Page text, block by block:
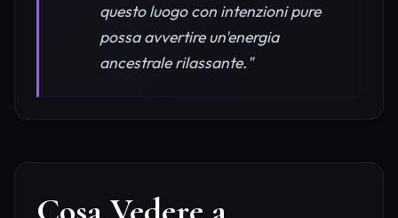
questo luogo con intenzioni pure
possa avvertire un'energia
ancestrale rilassante."